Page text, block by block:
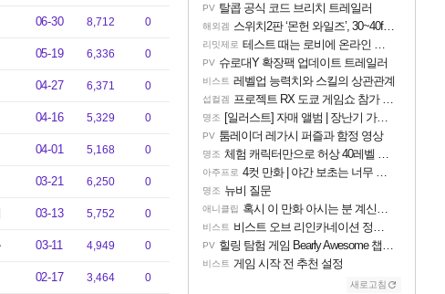
06-30 8,712 0
05-19 6,336 0
04-27 6,371 0
04-16 5,329 0
04-01 5,168 0
03-21 6,250 0
03-13 5,752 0
03-11 4,949 0
02-17 3,464 0
PV 탈콥 공식 코드 브리치 트레일러
해외겜 스위치2판 ‘몬헌 와일즈’, 30~40fps 목표 추정
리밋제로 테스트 때는 로비에 온라인 기능이 있는데
PV 슈로대Y 확장팩 업데이트 트레일러
비스트 레벨업 능력치와 스킬의 상관관계
섭컬겜 프로젝트 RX 도쿄 게임쇼 참가 결정
명조 [일러스트] 자매 앨범 | 장난기 가득한 오후의 공원 (리메이크판)
PV 툼레이더 레가시 퍼즐과 함정 영상
명조 체험 캐릭터만으로 허상 40레벨 하이와티아 5분 컷!｜에이메스·린네·모니에 명함
아주프로 4컷 만화 | 야간 보초는 너무 힘들어
명조 뉴비 질문
애니클립 혹시 이 만화 아시는 분 계신가요
비스트 비스트 오브 리인카네이션 정보/공략글 모음
PV 힐링 탐험 게임 Bearly Awesome 챕터 1 트레일러
비스트 게임 시작 전 추천 설정
새로고침